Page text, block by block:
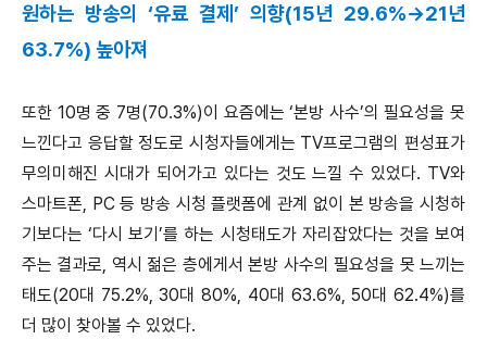
원하는 방송의 ‘유료 결제’ 의향(15년 29.6%→21년
63.7%) 높아져
또한 10명 중 7명(70.3%)이 요즘에는 ‘본방 사수’의 필요성을 못
느낀다고 응답할 정도로 시청자들에게는 TV프로그램의 편성표가
무의미해진 시대가 되어가고 있다는 것도 느낄 수 있었다. TV와
스마트폰, PC 등 방송 시청 플랫폼에 관계 없이 본 방송을 시청하
기보다는 ‘다시 보기’를 하는 시청태도가 자리잡았다는 것을 보여
주는 결과로, 역시 젊은 층에게서 본방 사수의 필요성을 못 느끼는
태도(20대 75.2%, 30대 80%, 40대 63.6%, 50대 62.4%)를
더 많이 찾아볼 수 있었다.